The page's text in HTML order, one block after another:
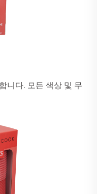
니다. 모든 색상 및 무